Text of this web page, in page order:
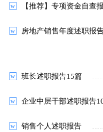
【推荐】专项资金自查
房地产销售年度述职报
班长述职报告15篇
企业中层干部述职报告
销售个人述职报告